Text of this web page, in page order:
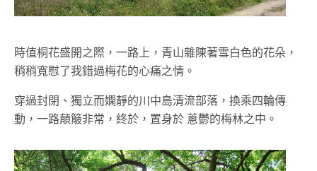
時值桐花盛開之際，一路上，青山雜陳著雪白色的花朵，
稍稍寬慰了我錯過梅花的心痛之情。
穿過封閉、獨立而嫻靜的川中島清流部落，換乘四輪傳
動，一路顛簸非常，終於，置身於 蔥鬱的梅林之中。